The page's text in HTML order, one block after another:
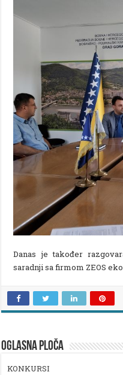
Danas je također
saradnji sa firmom ZEOS
OGLASNA PLOČA
KONKURSI